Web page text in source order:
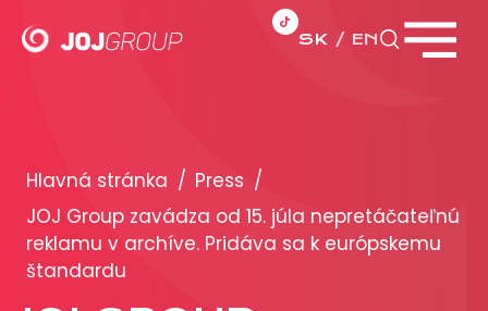
SK EN
Brandy
Produkty
PRODUKCIA
Hlavná stránka / Press /
JOJ Group zavádza od 15. júla nepretáčateľnú
reklamu v archíve. Pridáva sa k európskemu
štandardu